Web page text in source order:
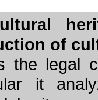
of
the legal
it